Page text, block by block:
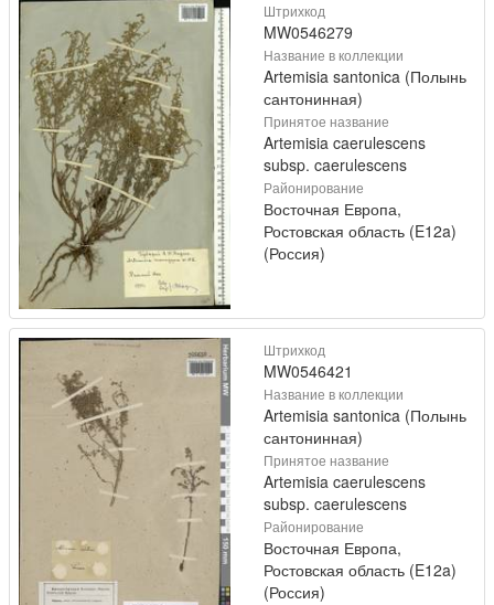
Штрихкод
MW0546279
Название в коллекции
Artemisia santonica (Полынь
сантонинная)
Принятое название
Artemisia caerulescens
subsp. caerulescens
Районирование
Восточная Европа,
Ростовская область (E12a)
(Россия)
Штрихкод
MW0546421
Название в коллекции
Artemisia santonica (Полынь
сантонинная)
Принятое название
Artemisia caerulescens
subsp. caerulescens
Районирование
Восточная Европа,
Ростовская область (E12a)
(Россия)